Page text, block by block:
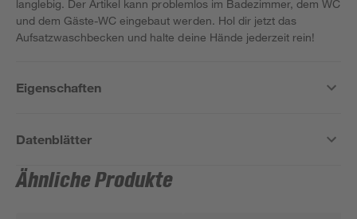
langlebig. Der Artikel kann problemlos im Badezimmer, dem WC
und dem Gäste-WC eingebaut werden. Hol dir jetzt das
Aufsatzwaschbecken und halte deine Hände jederzeit rein!
Eigenschaften
Datenblätter
Ähnliche Produkte